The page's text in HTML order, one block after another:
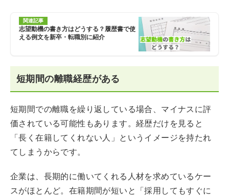
関連記事
志望動機の書き方はどうする？履歴書で使
える例文を新卒・転職別に紹介
短期間の離職経歴がある
短期間での離職を繰り返している場合、マイナスに評
価されている可能性もあります。経歴だけを見ると
「長く在籍してくれない人」というイメージを持たれ
てしまうからです。
企業は、長期的に働いてくれる人材を求めているケー
スがほとんど。在籍期間が短いと「採用してもすぐに